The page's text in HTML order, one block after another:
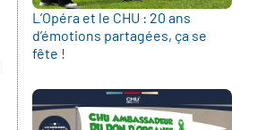
L’Opéra et le CHU : 20 ans
d’émotions partagées, ça se
fête !